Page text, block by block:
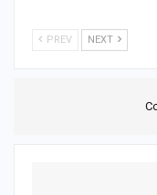
PREV NEXT